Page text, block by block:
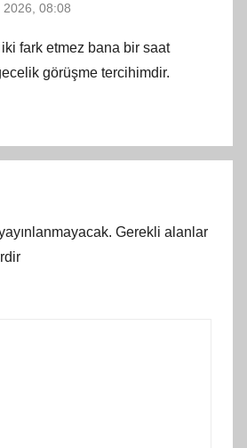
2026, 08:08
iki fark etmez bana bir saat
görüşme tercihimdir.
Gerekli alanlar